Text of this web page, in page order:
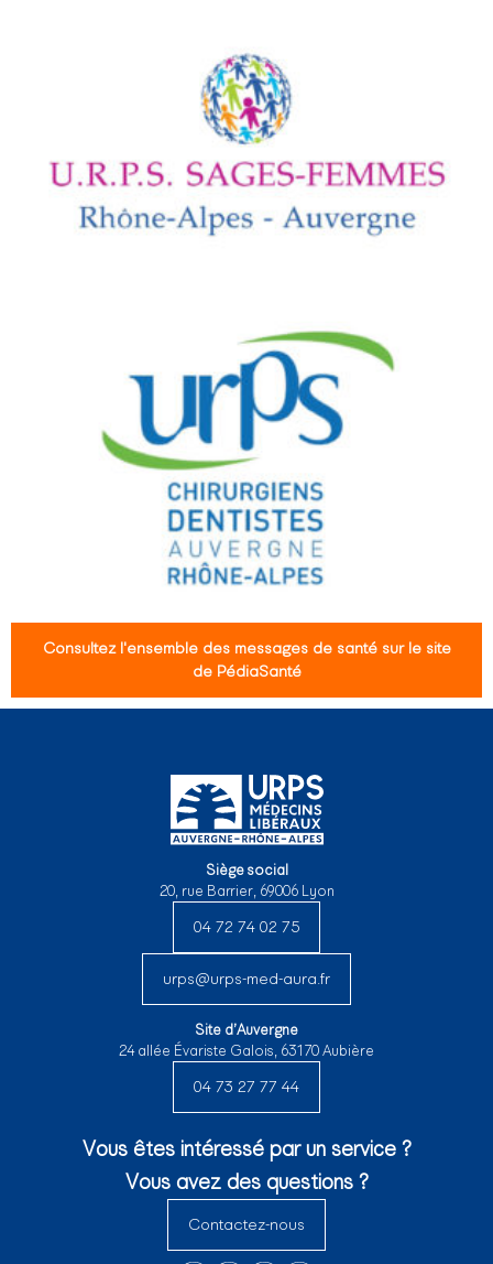
Consultez l'ensemble des messages de santé sur le site
de PédiaSanté
Siège social
20, rue Barrier, 69006 Lyon
04 72 74 02 75
urps@urps-med-aura.fr
Site d’Auvergne
24 allée Évariste Galois, 63170 Aubière
04 73 27 77 44
Vous êtes intéressé par un service ?
Vous avez des questions ?
Contactez-nous